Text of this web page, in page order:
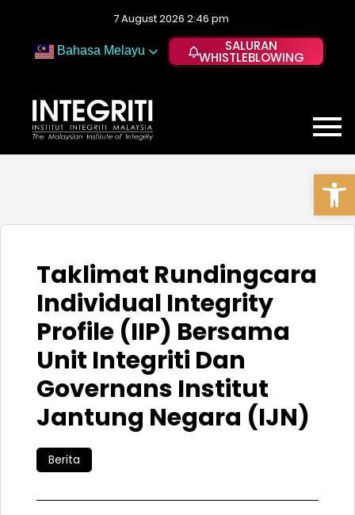
7 August 2026 2:46 pm
Bahasa Melayu SALURAN
WHISTLEBLOWING
Taklimat Rundingcara
Individual Integrity
Profile (IIP) Bersama
Unit Integriti Dan
Governans Institut
Jantung Negara (IJN)
Berita